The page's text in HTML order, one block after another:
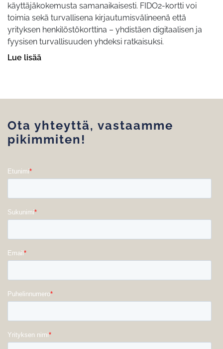
käyttäjäkokemusta samanaikaisesti. FIDO2-kortti voi
toimia sekä turvallisena kirjautumisvälineenä että
yrityksen henkilöstökorttina – yhdistäen digitaalisen ja
fyysisen turvallisuuden yhdeksi ratkaisuksi.
Lue lisää
Ota yhteyttä, vastaamme
pikimmiten!